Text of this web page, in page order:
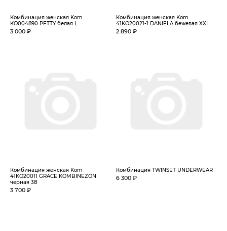
Комбинация женская Kom
KO004890 PETTY белая L
3 000 ₽
Комбинация женская Kom
41KO20021-1 DANIELA бежевая XXL
2 890 ₽
Комбинация женская Kom
41KO20011 GRACE KOMBINEZON
черная 38
3 700 ₽
Комбинация TWINSET UNDERWEAR
6 300 ₽